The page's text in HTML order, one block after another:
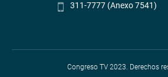
311-7777 (Anexo 7541)
Congreso TV 2023. Derechos